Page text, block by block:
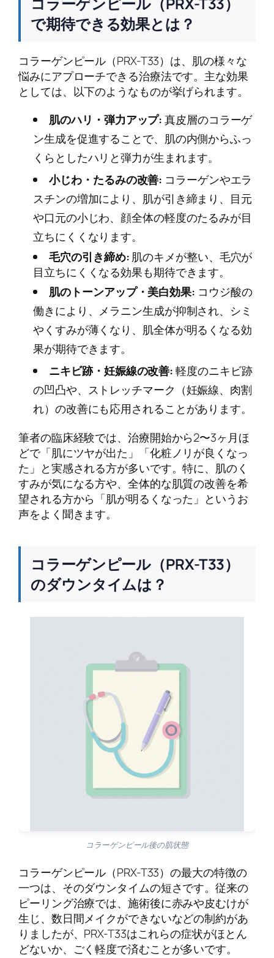
で期待できる効果とは？
コラーゲンピール（PRX-T33）は、肌の様々な
悩みにアプローチできる治療法です。主な効果
としては、以下のようなものが挙げられます。
肌のハリ・弾力アップ:真皮層のコラーゲ
ン生成を促進することで、肌の内側からふっ
くらとしたハリと弾力が生まれます。
小じわ・たるみの改善: コラーゲンやエラ
スチンの増加により、肌が引き締まり、目元
や口元の小じわ、顔全体の軽度のたるみが目
立ちにくくなります。
毛穴の引き締め:肌のキメが整い、毛穴が
目立ちにくくなる効果も期待できます。
肌のトーンアップ・美白効果: コウジ酸の
働きにより、メラニン生成が抑制され、シミ
やくすみが薄くなり、肌全体が明るくなる効
果が期待できます。
ニキビ跡・妊娠線の改善:軽度のニキビ跡
の凹凸や、ストレッチマーク（妊娠線、肉割
れ）の改善にも応用されることがあります。
筆者の臨床経験では、治療開始から2〜3ヶ月ほ
どで「肌にツヤが出た」「化粧ノリが良くなっ
た」と実感される方が多いです。特に、肌のく
すみが気になる方や、全体的な肌質の改善を希
望される方から「肌が明るくなった」というお
声をよく聞きます。
コラーゲンピール（PRX-T33）
のダウンタイムは？
コラーゲンピール後の肌状態
コラーゲンピール（PRX-T33）の最大の特徴の
一つは、そのダウンタイムの短さです。従来の
ピーリング治療では、施術後に赤みや皮むけが
生じ、数日間メイクができないなどの制約があ
りましたが、PRX-T33はこれらの症状がほとん
どないか、ごく軽度で済むことが多いです。